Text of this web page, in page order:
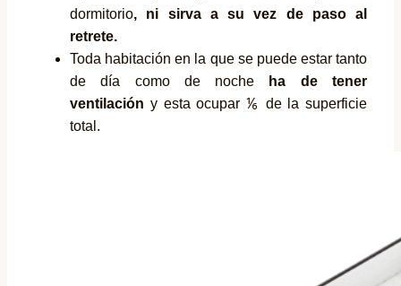
dormitorio, ni sirva a su vez de paso al
retrete.
Toda habitación en la que se puede estar tanto
de día como de noche
ha de tener
ventilación y esta ocupar ⅙ de la superficie
total.